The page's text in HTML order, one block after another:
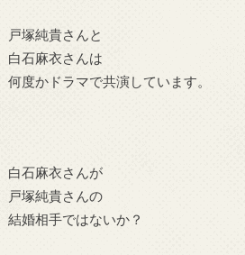
戸塚純貴さんと
白石麻衣さんは
何度かドラマで共演しています。
白石麻衣さんが
戸塚純貴さんの
結婚相手ではないか？